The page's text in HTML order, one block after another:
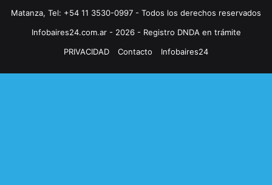
Matanza, Tel: +54 11 3530-0997 - Todos los derechos reservados
Infobaires24.com.ar - 2026 - Registro DNDA en trámite
PRIVACIDAD
Contacto Infobaires24